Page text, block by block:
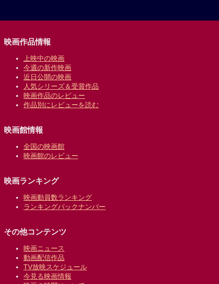
映画作品情報
上映中の映画
今週の新作映画
近日公開の映画
人気シリーズ＆受賞作品
映画作品のレビュー
作品別にレビューを読む
映画館情報
全国の映画館
映画館のレビュー
映画ランキング
映画動員数ランキング
ランキングバックナンバー
その他コンテンツ
映画ニュース
動画配信作品
TV放映スケジュール
今見る映画情報